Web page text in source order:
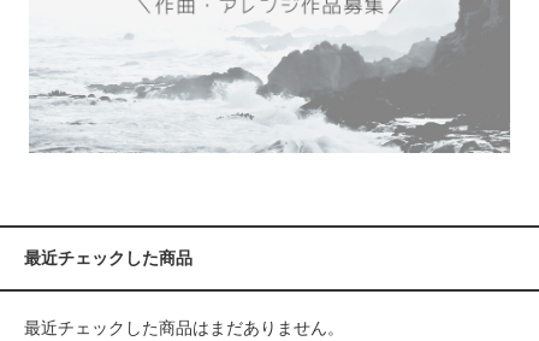
最近チェックした商品
最近チェックした商品はまだありません。